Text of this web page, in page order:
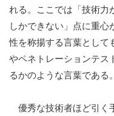
れる。ここでは「技術力
しかできない」点に重
性を称揚する言葉として
やペネトレーションテス
るかのような言葉である。
優秀な技術者ほど引く